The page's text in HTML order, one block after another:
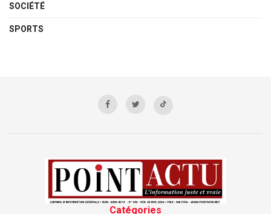
SOCIÉTÉ
SPORTS
Catégories